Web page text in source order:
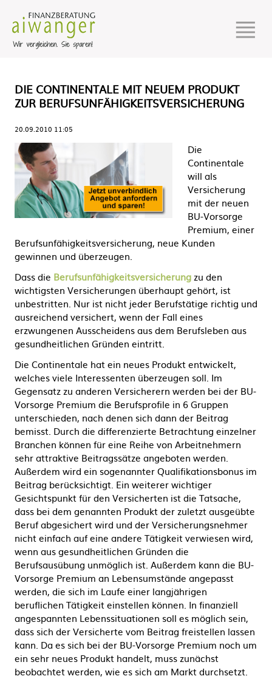
DIE CONTINENTALE MIT NEUEM PRODUKT
ZUR BERUFSUNFÄHIGKEITSVERSICHERUNG
20.09.2010 11:05
Die
Continentale
will als
Versicherung
mit der neuen
BU-Vorsorge
Premium, einer
Berufsunfähigkeitsversicherung, neue Kunden
gewinnen und überzeugen.
Dass die Berufsunfähigkeitsversicherungzu den
wichtigsten Versicherungen überhaupt gehört, ist
unbestritten. Nur ist nicht jeder Berufstätige richtig und
ausreichend versichert, wenn der Fall eines
erzwungenen Ausscheidens aus dem Berufsleben aus
gesundheitlichen Gründen eintritt.
Die Continentale hat ein neues Produkt entwickelt,
welches viele Interessenten überzeugen soll. Im
Gegensatz zu anderen Versicherern werden bei der BU-
Vorsorge Premium die Berufsprofile in 6 Gruppen
unterschieden, nach denen sich dann der Beitrag
bemisst. Durch die differenzierte Betrachtung einzelner
Branchen können für eine Reihe von Arbeitnehmern
sehr attraktive Beitragssätze angeboten werden.
Außerdem wird ein sogenannter Qualifikationsbonus im
Beitrag berücksichtigt. Ein weiterer wichtiger
Gesichtspunkt für den Versicherten ist die Tatsache,
dass bei dem genannten Produkt der zuletzt ausgeübte
Beruf abgesichert wird und der Versicherungsnehmer
nicht einfach auf eine andere Tätigkeit verwiesen wird,
wenn aus gesundheitlichen Gründen die
Berufsausübung unmöglich ist. Außerdem kann die BU-
Vorsorge Premium an Lebensumstände angepasst
werden, die sich im Laufe einer langjährigen
beruflichen Tätigkeit einstellen können. In finanziell
angespannten Lebenssituationen soll es möglich sein,
dass sich der Versicherte vom Beitrag freistellen lassen
kann. Da es sich bei der BU-Vorsorge Premium noch um
ein sehr neues Produkt handelt, muss zunächst
beobachtet werden, wie es sich am Markt durchsetzt.